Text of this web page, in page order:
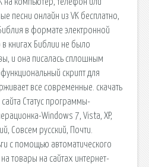
песни онлайн из VK бесплатно,
в формате электронной
в книгах Библии не было
и она писалась сплошным
скрипт для
все современные. скачать
Статус программы-
Windows 7, Vista, XP,
Совсем русский, Почти.
с помощью автоматического
товары на сайтах интернет-